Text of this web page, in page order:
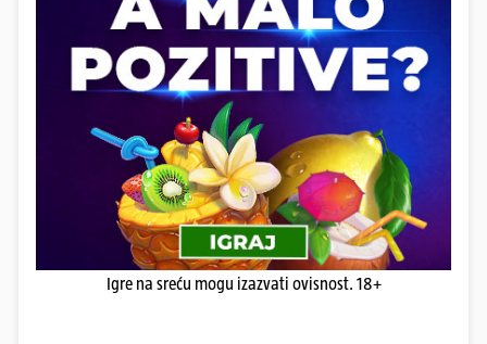
Igre na sreću mogu izazvati ovisnost. 18+